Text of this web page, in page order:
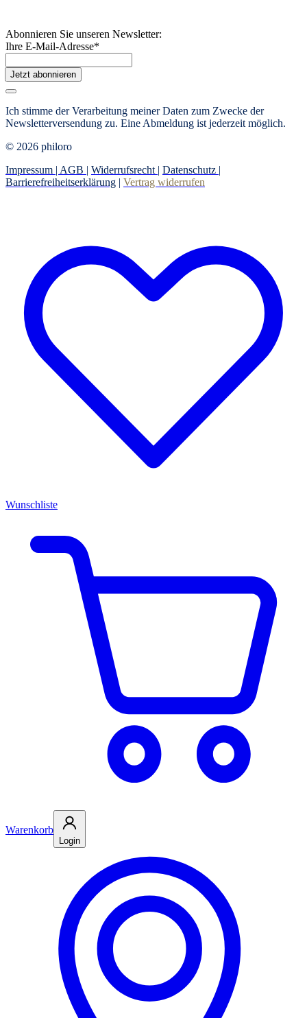
Abonnieren Sie unseren Newsletter:
Ihre E-Mail-Adresse*
Jetzt abonnieren
Ich stimme der Verarbeitung meiner Daten zum Zwecke der
Newsletterversendung zu. Eine Abmeldung ist jederzeit möglich.
© 2026 philoro
Impressum | AGB | Widerrufsrecht | Datenschutz |
Barrierefreiheitserklärung | Vertrag widerrufen
Wunschliste
Warenkorb
Login